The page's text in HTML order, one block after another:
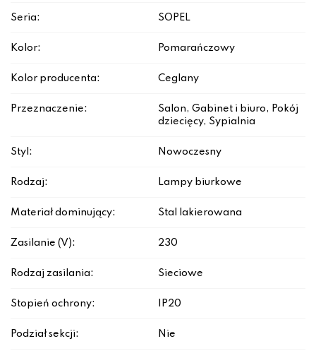
Seria: SOPEL
Kolor: Pomarańczowy
Kolor producenta: Ceglany
Przeznaczenie:
Salon, Gabinet i biuro, Pokój
dziecięcy, Sypialnia
Styl: Nowoczesny
Rodzaj: Lampy biurkowe
Materiał dominujący: Stal lakierowana
Zasilanie (V): 230
Rodzaj zasilania: Sieciowe
Stopień ochrony: IP20
Podział sekcji: Nie